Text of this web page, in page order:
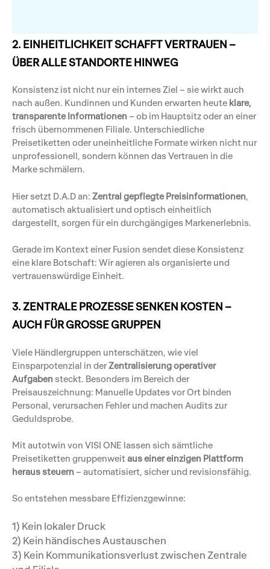
2. EINHEITLICHKEIT SCHAFFT VERTRAUEN –
ÜBER ALLE STANDORTE HINWEG
Konsistenz ist nicht nur ein internes Ziel – sie wirkt auch
nach außen. Kundinnen und Kunden erwarten heute klare,
transparente Informationen – ob im Hauptsitz oder an einer
frisch übernommenen Filiale. Unterschiedliche
Preisetiketten oder uneinheitliche Formate wirken nicht nur
unprofessionell, sondern können das Vertrauen in die
Marke schmälern.
Hier setzt D.A.D an: Zentral gepflegte Preisinformationen,
automatisch aktualisiert und optisch einheitlich
dargestellt, sorgen für ein durchgängiges Markenerlebnis.
Gerade im Kontext einer Fusion sendet diese Konsistenz
eine klare Botschaft: Wir agieren als organisierte und
vertrauenswürdige Einheit.
3. ZENTRALE PROZESSE SENKEN KOSTEN –
AUCH FÜR GROSSE GRUPPEN
Viele Händlergruppen unterschätzen, wie viel
Einsparpotenzial in derZentralisierung operativer
Aufgabensteckt. Besonders im Bereich der
Preisauszeichnung: Manuelle Updates vor Ort binden
Personal, verursachen Fehler und machen Audits zur
Geduldsprobe.
Mit autotwin von VISI ONE lassen sich sämtliche
Preisetiketten gruppenweitaus einer einzigen Plattform
heraus steuern – automatisiert, sicher und revisionsfähig.
So entstehen messbare Effizienzgewinne:
1) Kein lokaler Druck
2) Kein händisches Austauschen
3) Kein Kommunikationsverlust zwischen Zentrale